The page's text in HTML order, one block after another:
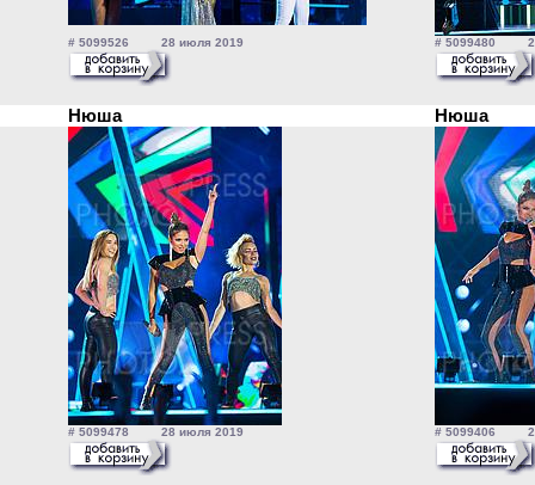
# 5099526 28 июля 2019 # 5099480 28
Нюша Нюша
# 5099478 28 июля 2019 # 5099406 28